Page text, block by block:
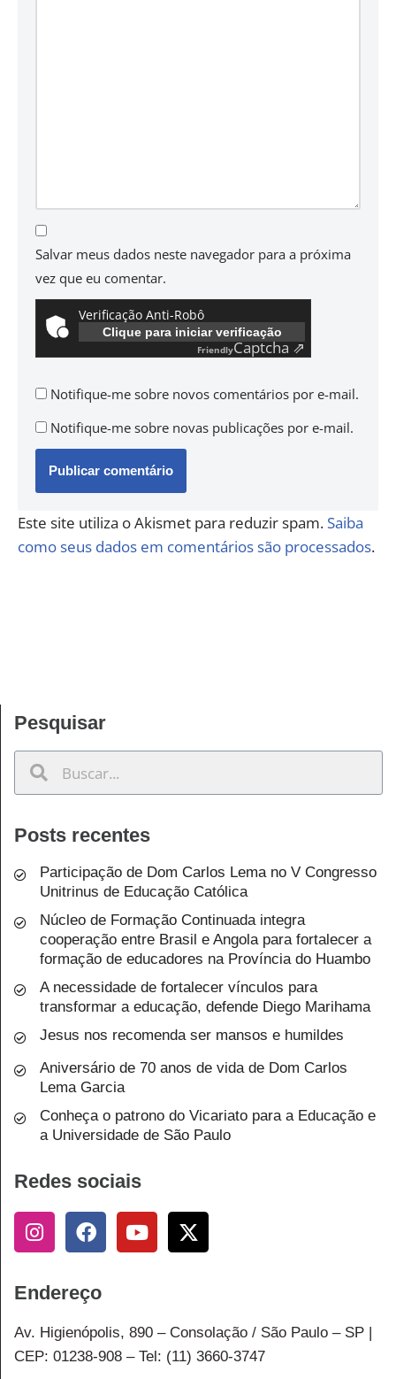
Salvar meus dados neste navegador para a próxima
vez que eu comentar.
Verificação Anti-Robô
Clique para iniciar verificação
FriendlyCaptcha ⇗
Notifique-me sobre novos comentários por e-mail.
Notifique-me sobre novas publicações por e-mail.
Este site utiliza o Akismet para reduzir spam. Saiba
como seus dados em comentários são processados.
Pesquisar
Posts recentes
Participação de Dom Carlos Lema no V Congresso
Unitrinus de Educação Católica
Núcleo de Formação Continuada integra
cooperação entre Brasil e Angola para fortalecer a
formação de educadores na Província do Huambo
A necessidade de fortalecer vínculos para
transformar a educação, defende Diego Marihama
Jesus nos recomenda ser mansos e humildes
Aniversário de 70 anos de vida de Dom Carlos
Lema Garcia
Conheça o patrono do Vicariato para a Educação e
a Universidade de São Paulo
Redes sociais
Endereço
Av. Higienópolis, 890 – Consolação / São Paulo – SP |
CEP: 01238-908 – Tel: (11) 3660-3747